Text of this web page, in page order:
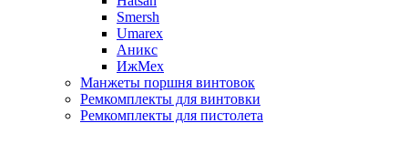
Smersh
Umarex
Аникс
ИжМех
Манжеты поршня винтовок
Ремкомплекты для винтовки
Ремкомплекты для пистолета